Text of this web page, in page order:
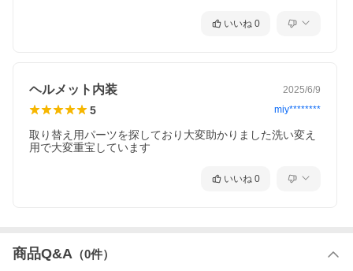
いいね 0
ヘルメット内装 2025/6/9
5 miy********
取り替え用パーツを探しており大変助かりました洗い変え
用で大変重宝しています
いいね 0
商品Q&A （0件）